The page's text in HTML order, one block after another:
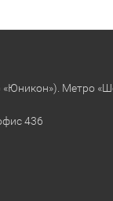
«Юникон»). Метро
436